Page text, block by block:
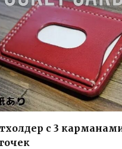
с 3